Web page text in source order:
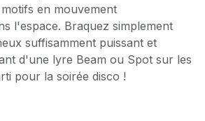
en mouvement
l'espace. Braquez simplement
suffisamment puissant et
d'une lyre Beam ou Spot sur les
pour la soirée disco !